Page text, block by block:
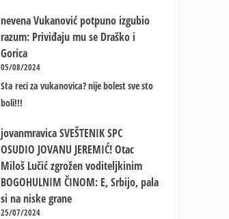
nevena Vukanović potpuno izgubio
razum: Priviđaju mu se Draško i
Gorica
05/08/2024
Sta reci za vukanovica? nije bolest sve sto
boli!!!
jovanmravica SVEŠTENIK SPC
OSUDIO JOVANU JEREMIĆ! Otac
Miloš Lučić zgrožen voditeljkinim
BOGOHULNIM ČINOM: E, Srbijo, pala
si na niske grane
25/07/2024